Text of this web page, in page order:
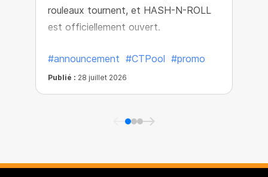
rouleaux tournent, et HASH-N-ROLL
est officiellement ouvert.
#announcement #CTPool #promo
Publié : 28 juillet 2026